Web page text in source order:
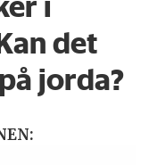
det
jorda?